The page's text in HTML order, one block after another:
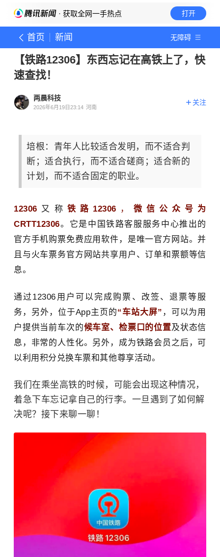
· 获取全网一手热点 打开
首页 新闻 无障碍
【铁路12306】东西忘记在高铁上了，快
速查找！
两晨科技
2026年6月19日23:14 河南
关注
培根：青年人比较适合发明，而不适合判
断；适合执行，而不适合磋商；适合新的
计划，而不适合固定的职业。
12306 又称 铁路12306 ， 微信公众号为
CRTT12306。它是中国铁路客服服务中心推出的
官方手机购票免费应用软件，是唯一官方网站。并
且与火车票务官方网站共享用户、订单和票额等信
息。
通过12306用户可以完成购票、改签、退票等服
务，另外，位于App主页的“车站大屏” ，可以为用
户提供当前车次的候车室、检票口的位置及状态信
息，非常的人性化。另外，成为铁路会员之后，可
以利用积分兑换车票和其他尊享活动。
我们在乘坐高铁的时候，可能会出现这种情况，
着急下车忘记拿自己的行李。一旦遇到了如何解
决呢？接下来聊一聊！